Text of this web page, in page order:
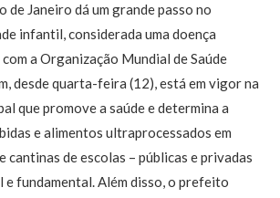
de Janeiro dá um grande passo no
infantil, considerada uma doença
a Organização Mundial de Saúde
desde quarta-feira (12), está em vigor na
que promove a saúde e determina a
e alimentos ultraprocessados em
cantinas de escolas – públicas e privadas
e fundamental. Além disso, o prefeito